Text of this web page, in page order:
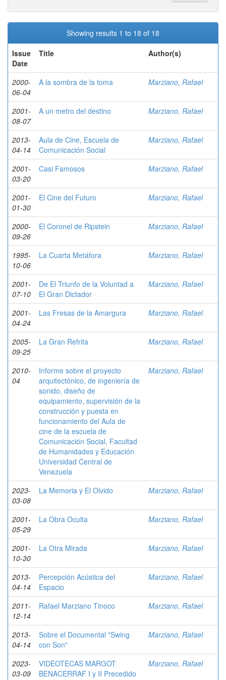
Showing results 1 to 18 of 18
Issue
Date
Title Author(s)
2000-
06-04
A la sombra de la toma Marziano, Rafael
2001-
08-07
A un metro del destino Marziano, Rafael
2013-
04-14
Aula de Cine, Escuela de
Comunicación Social
Marziano, Rafael
2001-
03-20
Casi Famosos Marziano, Rafael
2001-
01-30
El Cine del Futuro Marziano, Rafael
2000-
09-26
El Coronel de Ripstein Marziano, Rafael
1995-
10-06
La Cuarta Metáfora Marziano, Rafael
2001-
07-10
De El Triunfo de la Voluntad a
El Gran Dictador
Marziano, Rafael
2001-
04-24
Las Fresas de la Amargura Marziano, Rafael
2005-
09-25
La Gran Refrita Marziano, Rafael
2010-
04
Informe sobre el proyecto
arquitectónico, de ingeniería de
sonido, diseño de
equipamiento, supervisión de la
construcción y puesta en
funcionamiento del Aula de
cine de la escuela de
Comunicación Social, Facultad
de Humanidades y Educación
Universidad Central de
Venezuela
Marziano, Rafael
2023-
03-08
La Memoria y El Olvido Marziano, Rafael
2001-
05-29
La Obra Oculta Marziano, Rafael
2001-
10-30
La Otra Mirada Marziano, Rafael
2013-
04-14
Percepción Acústica del
Espacio
Marziano, Rafael
2011-
12-14
Rafael Marziano Tinoco Marziano, Rafael
2013-
04-14
Sobre el Documental "Swing
con Son"
Marziano, Rafael
2023-
03-09
VIDEOTECAS MARGOT
BENACERRAF I y II Precedido
Marziano, Rafael